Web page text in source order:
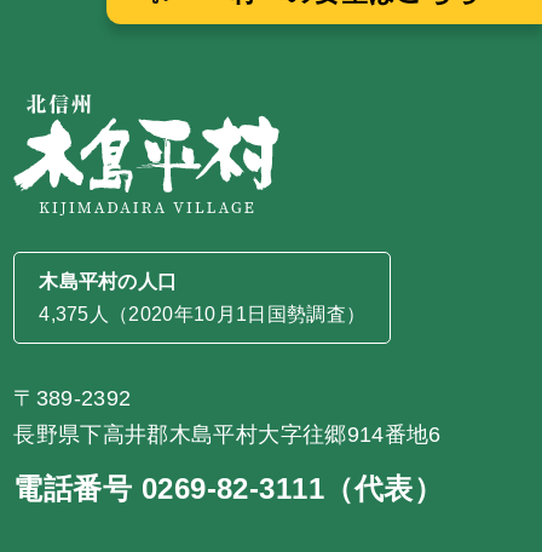
木島平村の人口
4,375人（2020年10月1日国勢調査）
〒389-2392
長野県下高井郡木島平村大字往郷914番地6
電話番号 0269-82-3111（代表）